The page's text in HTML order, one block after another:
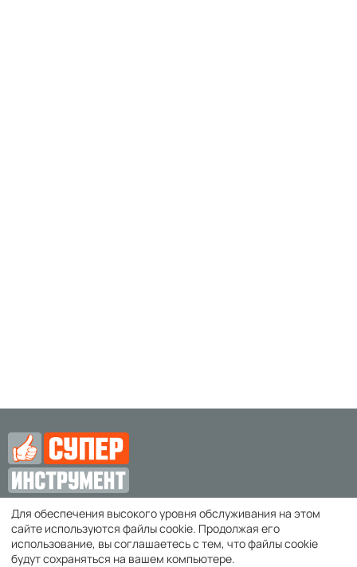
zakaz@super-instrument.ru
г. Симферополь,
Для обеспечения высокого уровня обслуживания на этом
сайте используются файлы cookie. Продолжая его
использование, вы соглашаетесь с тем, что файлы cookie
будут сохраняться на вашем компьютере.